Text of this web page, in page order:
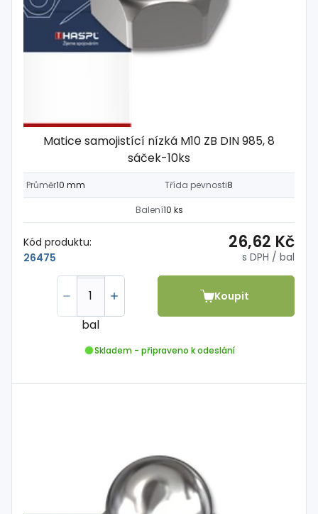
Matice samojistící nízká M10 ZB DIN 985, 8
sáček-10ks
Průměr10 mm Třída pevnosti8
Balení10 ks
Kód produktu:
26475
26,62 Kč
s DPH / bal
bal
Koupit
Skladem - připraveno k odeslání